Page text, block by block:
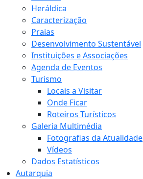
Heráldica
Caracterização
Praias
Desenvolvimento Sustentável
Instituições e Associações
Agenda de Eventos
Turismo
Locais a Visitar
Onde Ficar
Roteiros Turísticos
Galeria Multimédia
Fotografias da Atualidade
Vídeos
Dados Estatísticos
Autarquia